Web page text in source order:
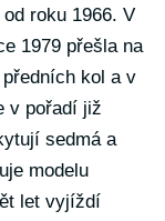
od roku 1966. V
1979 přešla na
kol a v
v pořadí již
sedmá a
modelu
let vyjíždí